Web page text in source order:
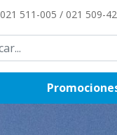
021 511-005 / 021 509-